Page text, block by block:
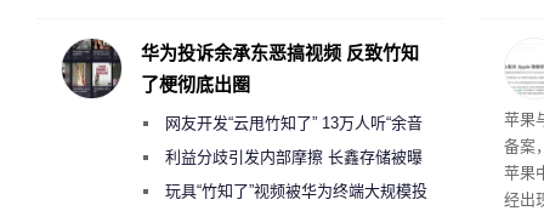
前受
保
了
苹果
备案
苹果
经出
华为投诉余承东恶搞视频 反致竹知
了梗彻底出圈
网友开发“云甩竹知了” 13万人听“余音
绕梁”利益分歧引发内部摩擦 长鑫存储被曝
曾将华为驻场工程师驱逐出研发基地
玩具“竹知了”视频被华为终端大规模投